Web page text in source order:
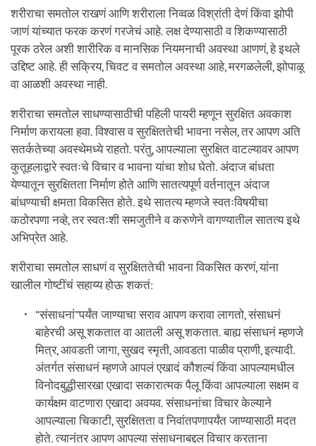
शरीराचा समतोल राखणं आणि शरीराला निव्वळ विश्रांती देणं किंवा झोपी
जाणं यांच्यात फरक करणं गरजेचं आहे. लक्ष देण्यासाठी व शिकण्यासाठी
पूरक ठरेल अशी शारीरिक व मानसिक नियमनाची अवस्था आणणं, हे इथले
उद्दिष्ट आहे. ही सक्रिय, चिवट व समतोल अवस्था आहे, मरगळलेली, झोपाळू
वा आळशी अवस्था नाही.
शरीराचा समतोल साधण्यासाठीची पहिली पायरी म्हणून सुरक्षित अवकाश
निर्माण करायला हवा. विश्वास व सुरक्षिततेची भावना नसेल, तर आपण अति
सतर्कतेच्या अवस्थेमध्ये राहतो. परंतु, आपल्याला सुरक्षित वाटल्यावर आपण
कुतूहलाद्वारे स्वतःचे विचार व भावना यांचा शोध घेतो. अंदाज बांधता
येण्यातून सुरक्षितता निर्माण होते आणि सातत्यपूर्ण वर्तनातून अंदाज
बांधण्याची क्षमता विकसित होते. इथे सातत्य म्हणजे स्वतःविषयीचा
कठोरपणा नव्हे, तर स्वतःशी समजुतीने व करुणेने वागण्यातील सातत्य इथे
अभिप्रेत आहे.
शरीराचा समतोल साधणं व सुरक्षिततेची भावना विकसित करणं, यांना
खालील गोष्टींचं सहाय्य होऊ शकतं:
“संसाधनां”पर्यंत जाण्याचा सराव आपण करावा लागतो, संसाधनं
बाहेरची असू शकतात वा आतली असू शकतात. बाह्य संसाधनं म्हणजे
मित्र, आवडती जागा, सुखद स्मृती, आवडता पाळीव प्राणी, इत्यादी.
अंतर्गत संसाधनं म्हणजे आपलं एखादं कौशल्यं किंवा आपल्यामधील
विनोदबुद्धीसारखा एखादा सकारात्मक पैलू किंवा आपल्याला सक्षम व
कार्यक्षम वाटणारा एखादा अवयव. संसाधनांचा विचार केल्याने
आपल्याला चिकाटी, सुरक्षितता व निवांतपणापर्यंत जाण्यासाठी मदत
होते. त्यानंतर आपण आपल्या संसाधनाबद्दल विचार करताना